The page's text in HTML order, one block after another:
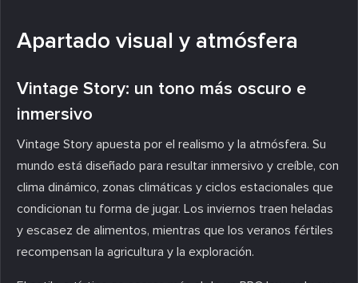
Apartado visual y atmósfera
Vintage Story: un tono más oscuro e
inmersivo
Vintage Story apuesta por el realismo y la atmósfera. Su
mundo está diseñado para resultar inmersivo y creíble, con
clima dinámico, zonas climáticas y ciclos estacionales que
condicionan tu forma de jugar. Los inviernos traen heladas
y escasez de alimentos, mientras que los veranos fértiles
recompensan la agricultura y la exploración.